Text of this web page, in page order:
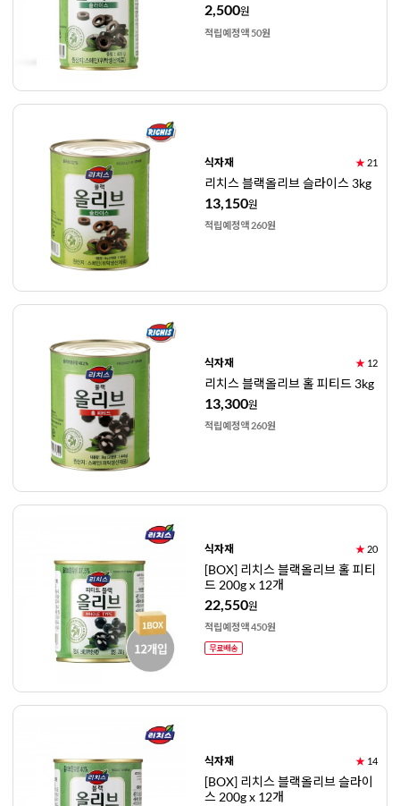
2,500원
적립예정액 50원
식자재 ★ 21
리치스 블랙올리브 슬라이스 3kg
13,150원
적립예정액 260원
식자재 ★ 12
리치스 블랙올리브 홀 피티드 3kg
13,300원
적립예정액 260원
식자재 ★ 20
[BOX] 리치스 블랙올리브 홀 피티
드 200g x 12개
22,550원
적립예정액 450원
식자재 ★ 14
[BOX] 리치스 블랙올리브 슬라이
스 200g x 12개